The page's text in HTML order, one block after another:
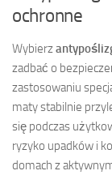
ochronne
Wybierz
zadbać o
zastosowaniu
maty stabilnie
się podczas
ryzyko upadków i
domach z